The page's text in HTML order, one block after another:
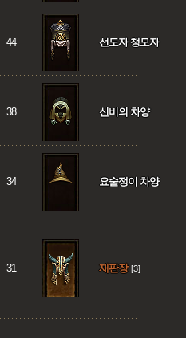
44 선도자 챙모자
38 신비의 차양
34 요술쟁이 차양
31 재판장 [3]